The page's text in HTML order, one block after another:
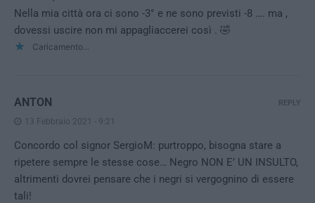
Nella mia città ora ci sono -3° e ne sono previsti -8 …. ma ,
dovessi uscire non mi appagliaccerei così . 🤣
Caricamento...
ANTON
13 Febbraio 2021 - 9:21
Concordo col signor SergioM: purtroppo, bisogna stare a
ripetere sempre le stesse cose… Negro NON E’ UN INSULTO,
altrimenti dovrei pensare che i negri si vergognino di essere
tali!
REPLY